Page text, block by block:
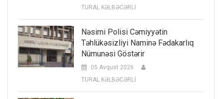
TURAL KƏLBƏCƏRLİ
Nəsimi Polisi Cəmiyyətin
Təhlükəsizliyi Naminə Fədakarlıq
Nümunəsi Göstərir
05 Avqust 2026
TURAL KƏLBƏCƏRLİ